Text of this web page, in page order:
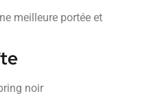
meilleure portée et
noir